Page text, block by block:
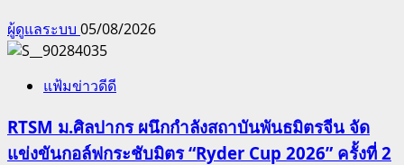
ผู้ดูแลระบบ 05/08/2026
แฟ้มข่าวดีดี
RTSM ม.ศิลปากร ผนึกกำลังสถาบันพันธมิตรจีน จัด
แข่งขันกอล์ฟกระชับมิตร “Ryder Cup 2026” ครั้งที่ 2